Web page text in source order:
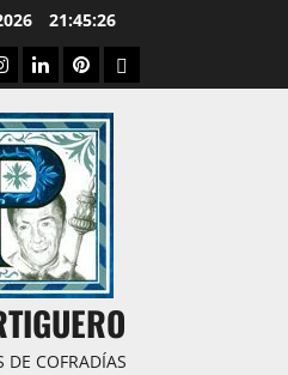
21:45:27
LinkedPinterestDribbble
DE COFRADÍAS